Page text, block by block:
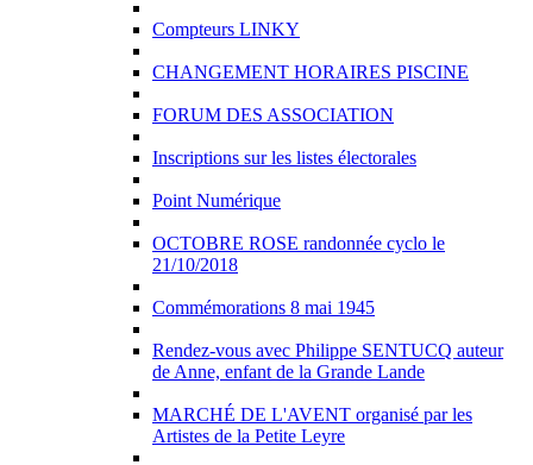
Compteurs LINKY
CHANGEMENT HORAIRES PISCINE
FORUM DES ASSOCIATION
Inscriptions sur les listes électorales
Point Numérique
OCTOBRE ROSE randonnée cyclo le
21/10/2018
Commémorations 8 mai 1945
Rendez-vous avec Philippe SENTUCQ auteur
de Anne, enfant de la Grande Lande
MARCHÉ DE L'AVENT organisé par les
Artistes de la Petite Leyre